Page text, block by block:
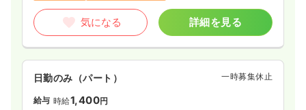
気になる 詳細を見る
日勤のみ（パート） 一時募集休止
給与 時給1,400円